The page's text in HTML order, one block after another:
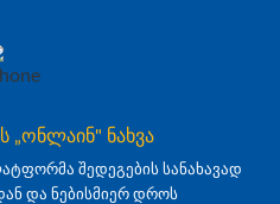
„ონლაინ" ნახვა
შედეგების სანახავად
და ნებისმიერ დროს